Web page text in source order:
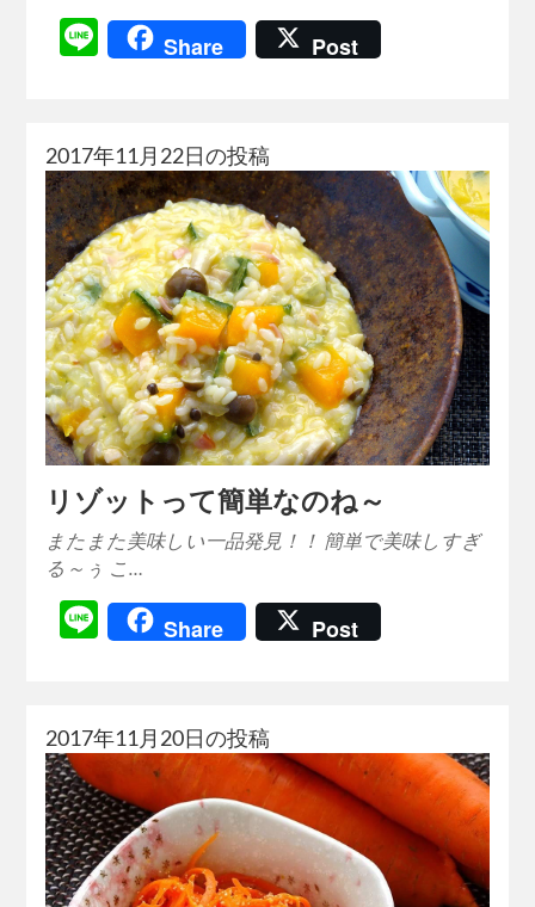
LineShare Post
2017年11月22日の投稿
リゾットって簡単なのね～
またまた美味しい一品発見！！ 簡単で美味しすぎ
る～ぅ こ…
LineShare Post
2017年11月20日の投稿